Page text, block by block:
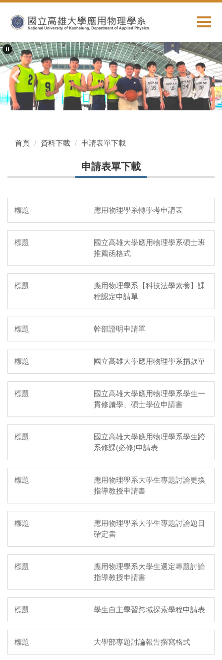
到
要
內
容
區
首頁 資料下載 申請表單下載
申請表單下載
應用物理學系轉學考申請表
國立高雄大學應用物理學系碩士班
推薦函格式
應用物理學系【科技法學素養】課
程認定申請單
幹部證明申請單
國立高雄大學應用物理學系捐款單
國立高雄大學應用物理學系學生一
貫修讀學、碩士學位申請書
國立高雄大學應用物理學系學生跨
系修課(必修)申請表
應用物理學系大學生專題討論更換
指導教授申請書
應用物理學系大學生專題討論題目
確定書
應用物理學系大學生選定專題討論
指導教授申請書
學生自主學習跨域探索學程申請表
大學部專題討論報告撰寫格式